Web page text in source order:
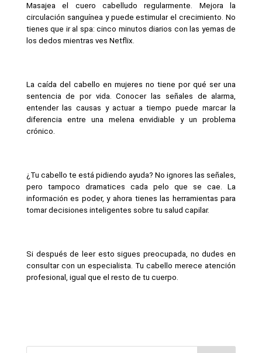
Masajea el cuero cabelludo regularmente. Mejora la
circulación sanguínea y puede estimular el crecimiento. No
tienes que ir al spa: cinco minutos diarios con las yemas de
los dedos mientras ves Netflix.
La caída del cabello en mujeres no tiene por qué ser una
sentencia de por vida. Conocer las señales de alarma,
entender las causas y actuar a tiempo puede marcar la
diferencia entre una melena envidiable y un problema
crónico.
¿Tu cabello te está pidiendo ayuda? No ignores las señales,
pero tampoco dramatices cada pelo que se cae. La
información es poder, y ahora tienes las herramientas para
tomar decisiones inteligentes sobre tu salud capilar.
Si después de leer esto sigues preocupada, no dudes en
consultar con un especialista. Tu cabello merece atención
profesional, igual que el resto de tu cuerpo.